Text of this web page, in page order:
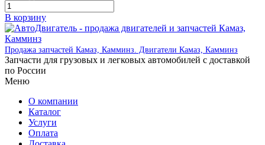
В корзину
Продажа запчастей Камаз, Камминз. Двигатели Камаз, Камминз
Запчасти для грузовых и легковых автомобилей с доставкой
по России
Меню
О компании
Каталог
Услуги
Оплата